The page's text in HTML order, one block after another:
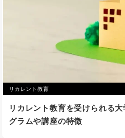
リカレント教育
リカレント教育を受けられる
グラムや講座の特徴